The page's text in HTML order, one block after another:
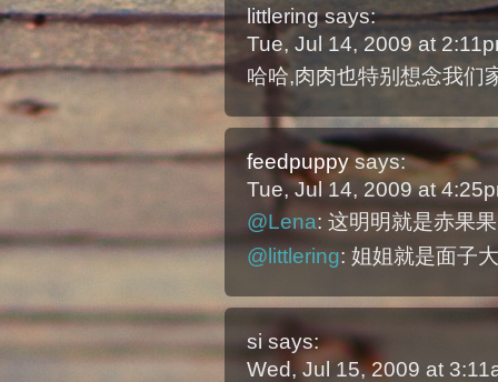
littlering says:
Tue, Jul 14, 2009 at
哈哈,肉肉也特别想念我们
feedpuppy says:
Tue, Jul 14, 2009 at
@Lena: 这明明就是赤果
@littlering: 姐姐就是面子
si says:
Wed, Jul 15, 2009 at